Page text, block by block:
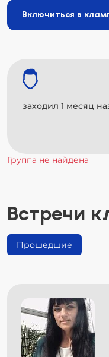
Включиться в
заходил 1 месяц
Группа не найдена
Встречи
Прошедшие